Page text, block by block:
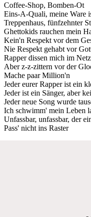
Coffee-Shop, Bomben-Ot
Eins-A-Quali, meine Ware
Treppenhaus, fünfzehnter
Ghettokids rauchen mein
Kein'n Respekt vor dem
Nie Respekt gehabt vor
Rapper dissen mich im Netz
Aber z-z-zittern vor der
Mache paar Million'n
Jeder eurer Rapper ist ein
Jeder ist ein Sänger, aber
Jeder neue Song wurde
Ich schwimm' mein Leben
Unfassbar, unfassbar, der
Pass' nicht ins Raster